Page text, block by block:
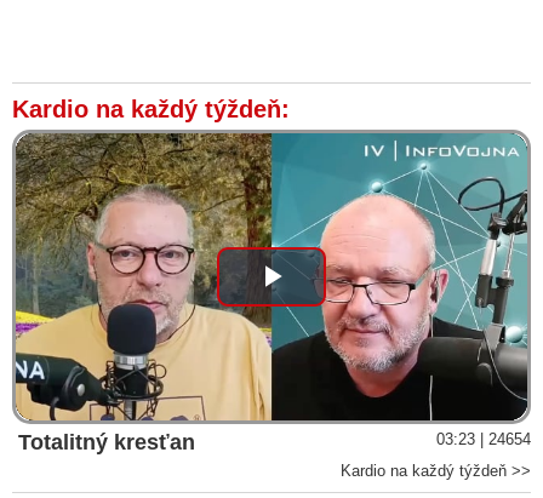
Kardio na každý týždeň:
Play
Video
Totalitný kresťan
03:23 | 24654
Kardio na každý týždeň >>